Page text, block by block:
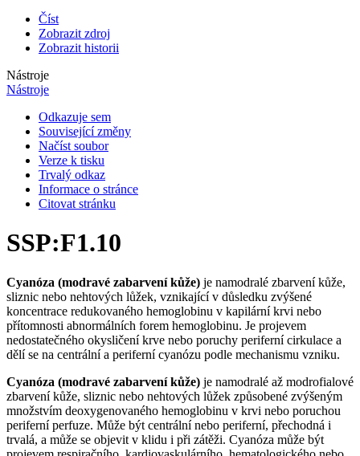
Číst
Zobrazit zdroj
Zobrazit historii
Nástroje
Nástroje
Odkazuje sem
Související změny
Načíst soubor
Verze k tisku
Trvalý odkaz
Informace o stránce
Citovat stránku
SSP:F1.10
Cyanóza (modravé zabarvení kůže) je namodralé zbarvení kůže,
sliznic nebo nehtových lůžek, vznikající v důsledku zvýšené
koncentrace redukovaného hemoglobinu v kapilární krvi nebo
přítomnosti abnormálních forem hemoglobinu. Je projevem
nedostatečného okysličení krve nebo poruchy periferní cirkulace a
dělí se na centrální a periferní cyanózu podle mechanismu vzniku.
Cyanóza (modravé zabarvení kůže) je namodralé až modrofialové
zbarvení kůže, sliznic nebo nehtových lůžek způsobené zvýšeným
množstvím deoxygenovaného hemoglobinu v krvi nebo poruchou
periferní perfuze. Může být centrální nebo periferní, přechodná i
trvalá, a může se objevit v klidu i při zátěži. Cyanóza může být